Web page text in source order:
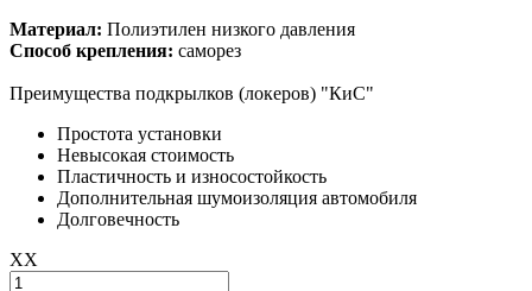
Материал: Полиэтилен низкого давления
Способ крепления: саморез
Преимущества подкрылков (локеров) "КиС"
Простота установки
Невысокая стоимость
Пластичность и износостойкость
Дополнительная шумоизоляция автомобиля
Долговечность
XX
Количество